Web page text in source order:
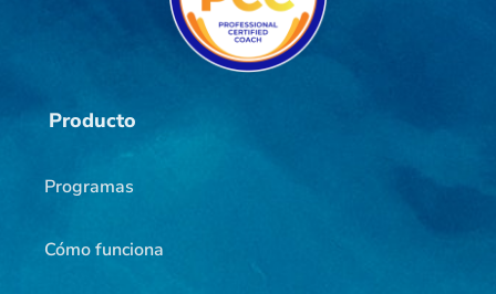
Producto
Programas
Cómo funciona